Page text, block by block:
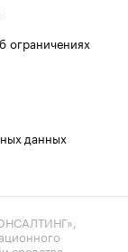
ограничениях
данных